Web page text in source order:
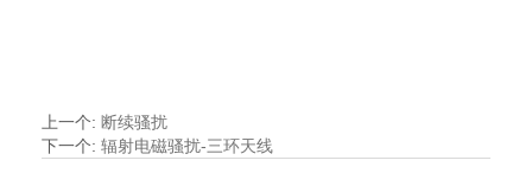
上一个: 断续骚扰
下一个: 辐射电磁骚扰-三环天线